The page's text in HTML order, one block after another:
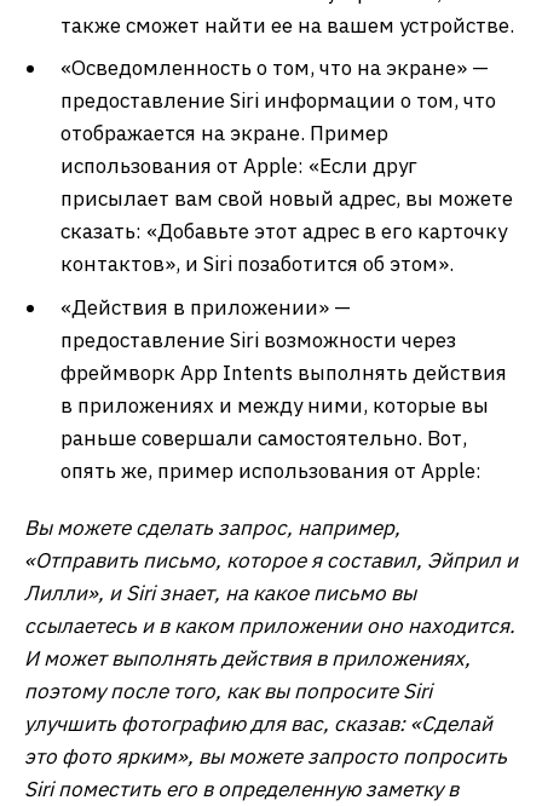
также сможет найти ее на вашем устройстве.
«Осведомленность о том, что на экране» —
предоставление Siri информации о том, что
отображается на экране. Пример
использования от Apple: «Если друг
присылает вам свой новый адрес, вы можете
сказать: «Добавьте этот адрес в его карточку
контактов», и Siri позаботится об этом».
«Действия в приложении» —
предоставление Siri возможности через
фреймворк App Intents выполнять действия
в приложениях и между ними, которые вы
раньше совершали самостоятельно. Вот,
опять же, пример использования от Apple:
Вы можете сделать запрос, например,
«Отправить письмо, которое я составил, Эйприл и
Лилли», и Siri знает, на какое письмо вы
ссылаетесь и в каком приложении оно находится.
И может выполнять действия в приложениях,
поэтому после того, как вы попросите Siri
улучшить фотографию для вас, сказав: «Сделай
это фото ярким», вы можете запросто попросить
Siri поместить его в определенную заметку в